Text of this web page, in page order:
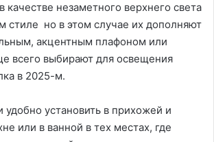
качестве незаметного верхнего света
стиле но в этом случае их дополняют
акцентным плафоном или
всего выбирают для освещения
в 2025-м.
удобно установить в прихожей и
или в ванной в тех местах, где